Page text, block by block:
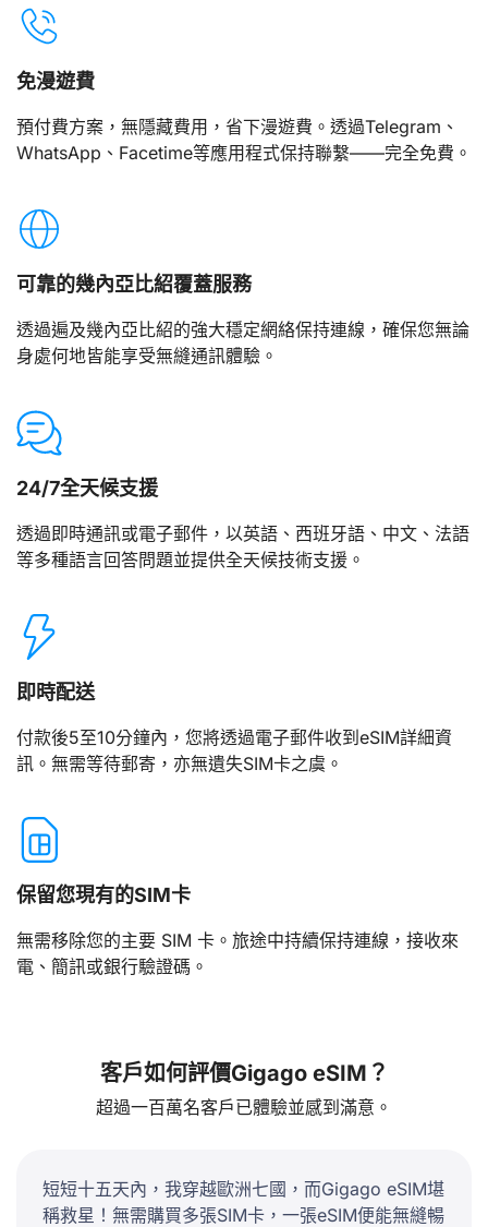
免漫遊費
預付費方案，無隱藏費用，省下漫遊費。透過Telegram、
WhatsApp、Facetime等應用程式保持聯繫——完全免費。
可靠的幾內亞比紹覆蓋服務
透過遍及幾內亞比紹的強大穩定網絡保持連線，確保您無論
身處何地皆能享受無縫通訊體驗。
24/7全天候支援
透過即時通訊或電子郵件，以英語、西班牙語、中文、法語
等多種語言回答問題並提供全天候技術支援。
即時配送
付款後5至10分鐘內，您將透過電子郵件收到eSIM詳細資
訊。無需等待郵寄，亦無遺失SIM卡之虞。
保留您現有的SIM卡
無需移除您的主要 SIM 卡。旅途中持續保持連線，接收來
電、簡訊或銀行驗證碼。
客戶如何評價Gigago eSIM？
超過一百萬名客戶已體驗並感到滿意。
短短十五天內，我穿越歐洲七國，而Gigago eSIM堪
稱救星！無需購買多張SIM卡，一張eSIM便能無縫暢